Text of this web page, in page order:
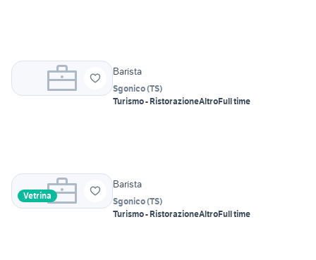
Barista
Sgonico(TS)
Turismo - RistorazioneAltroFull time
Vetrina
Barista
Sgonico(TS)
Turismo - RistorazioneAltroFull time